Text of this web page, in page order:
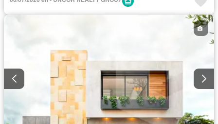
Vista panorámica